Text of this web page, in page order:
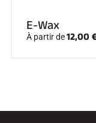
E-Wax
À partir de12,00